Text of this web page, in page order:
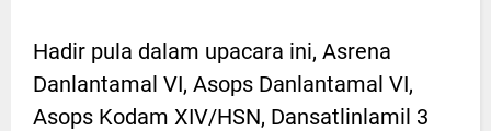
Hadir pula dalam upacara ini, Asrena
Danlantamal VI, Asops Danlantamal VI,
Asops Kodam XIV/HSN, Dansatlinlamil 3